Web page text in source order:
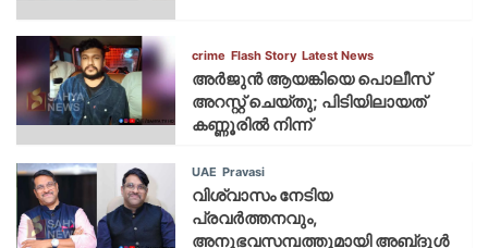
crime Flash Story Latest News
അർജുൻ ആയങ്കിയെ പൊലീസ്
അറസ്റ്റ് ചെയ്‌തു; പിടിയിലായത്
കണ്ണൂരിൽ നിന്ന്
UAE Pravasi
വിശ്വാസം നേടിയ
പ്രവർത്തനവും,
അനുഭവസമ്പത്തുമായി അബ്‌ദുൾ